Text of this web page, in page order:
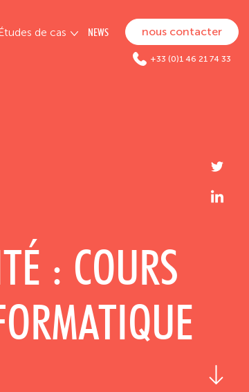
nous contacter
+33 (0)1 46 21 74 33
de cas NEWS
: COURS